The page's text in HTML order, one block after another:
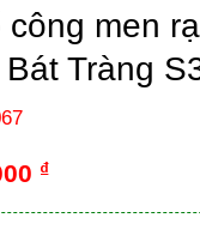
men
Tràng
₫Giá
tại